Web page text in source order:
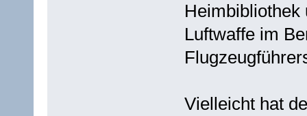
Luftwaffe im
Vielleicht hat